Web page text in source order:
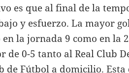
es que al final de la
y esfuerzo. La mayor
la jornada 9 como en la
0-5 tanto al Real Club
de Fútbol a domicilio. Esta